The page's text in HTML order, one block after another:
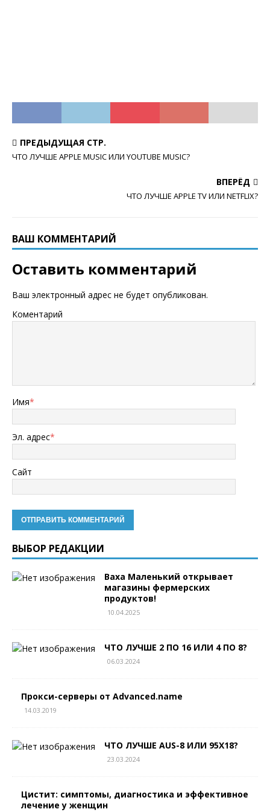
ПРЕДЫДУЩАЯ СТР.
ЧТО ЛУЧШЕ APPLE MUSIC ИЛИ YOUTUBE MUSIC?
ВПЕРЁД
ЧТО ЛУЧШЕ APPLE TV ИЛИ NETFLIX?
ВАШ КОММЕНТАРИЙ
Оставить комментарий
Ваш электронный адрес не будет опубликован.
Коментарий
Имя*
Эл. адрес*
Сайт
ВЫБОР РЕДАКЦИИ
Ваха Маленький открывает
магазины фермерских
продуктов!
10.04.2025
ЧТО ЛУЧШЕ 2 ПО 16 ИЛИ 4 ПО 8?
06.03.2024
Прокси-серверы от Advanced.name
14.03.2019
ЧТО ЛУЧШЕ AUS-8 ИЛИ 95Х18?
23.03.2024
Цистит: симптомы, диагностика и эффективное
лечение у женщин